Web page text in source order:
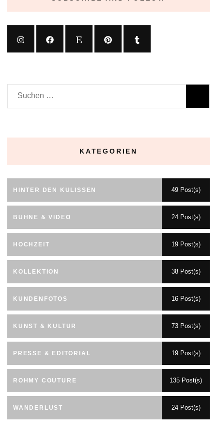
Suchen
nach:
KATEGORIEN
HINTER DEN KULISSEN 49 Post(s)
BÜHNE & VIDEO 24 Post(s)
HOCHZEIT 19 Post(s)
KOLLEKTION 38 Post(s)
KUNDENFOTOS 16 Post(s)
KUNST & KULTUR 73 Post(s)
PRESSE & EDITORIAL 19 Post(s)
ROHMY COUTURE 135 Post(s)
WANDERLUST 24 Post(s)